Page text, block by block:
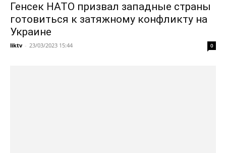
Генсек НАТО призвал западные страны
готовиться к затяжному конфликту на
Украине
liktv - 23/03/2023 15:44 0